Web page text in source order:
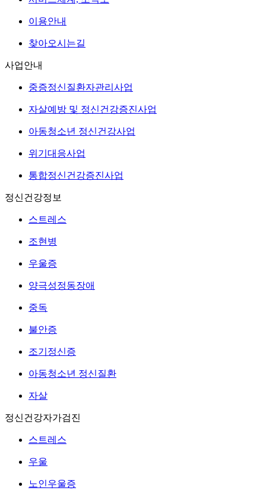
이용안내
찾아오시는길
사업안내
중증정신질환자관리사업
자살예방 및 정신건강증진사업
아동청소년 정신건강사업
위기대응사업
통합정신건강증진사업
정신건강정보
스트레스
조현병
우울증
양극성정동장애
중독
불안증
조기정신증
아동청소년 정신질환
자살
정신건강자가검진
스트레스
우울
노인우울증